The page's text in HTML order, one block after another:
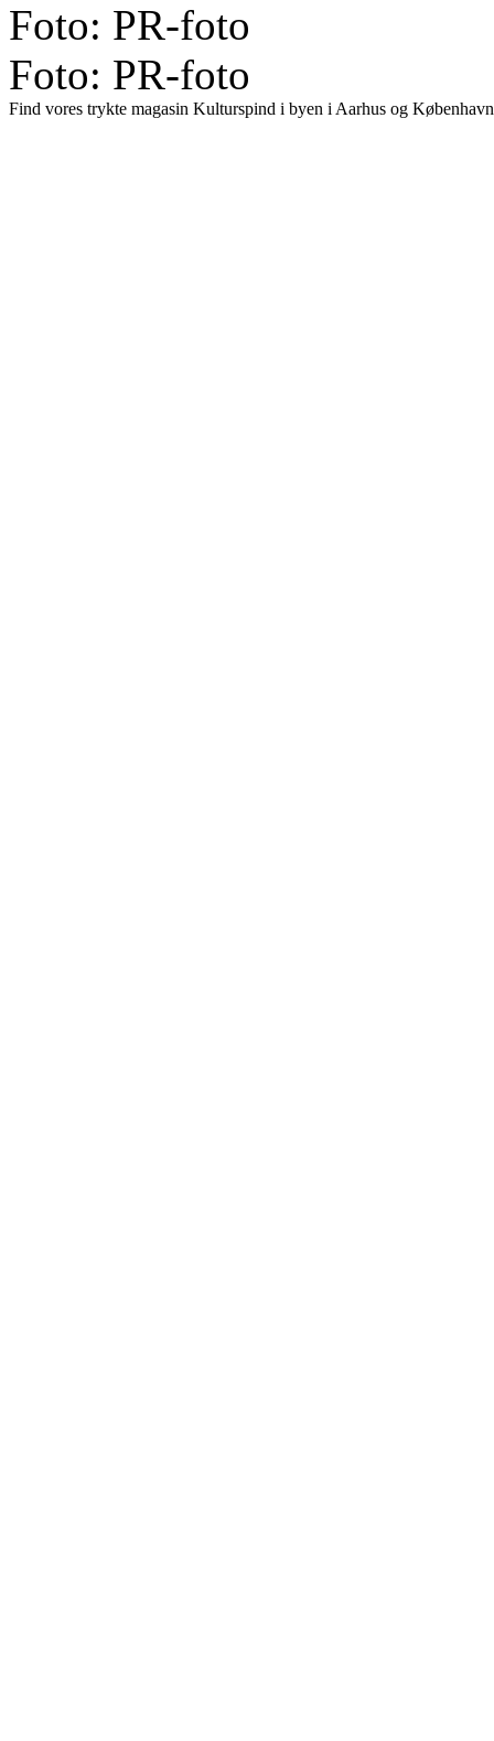
Foto: PR-foto
Foto: PR-foto
Find vores trykte magasin Kulturspind i byen i Aarhus og København